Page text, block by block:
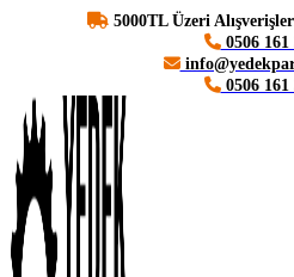
5000TL Üzeri
0506 161
0506 161